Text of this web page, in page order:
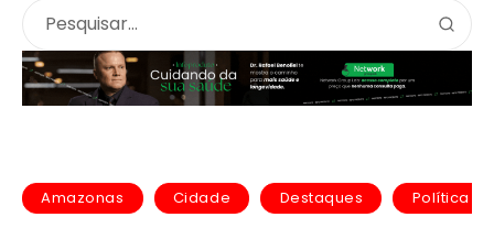
Amazonas Cidade Destaques Política